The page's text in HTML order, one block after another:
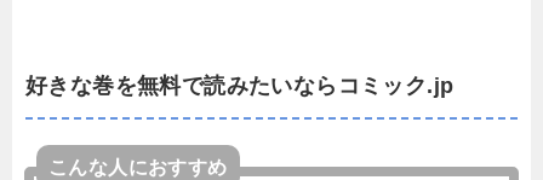
好きな巻を無料で読みたいならコミック.jp
こんな人におすすめ